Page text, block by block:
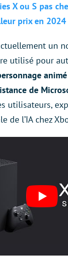
X ou S pas
prix en 2024
un
utilisé pour
de
utilisateurs,
de l’IA chez